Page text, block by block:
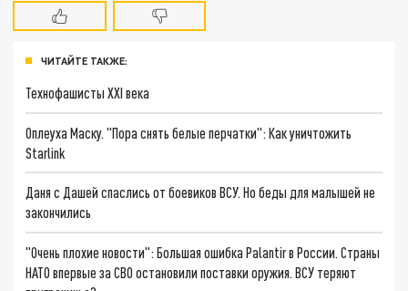
ЧИТАЙТЕ ТАКЖЕ:
Технофашисты XXI века
Оплеуха Маску. "Пора снять белые перчатки": Как уничтожить
Starlink
Даня с Дашей спаслись от боевиков ВСУ. Но беды для малышей не
закончились
"Очень плохие новости": Большая ошибка Palantir в России. Страны
НАТО впервые за СВО остановили поставки оружия. ВСУ теряют